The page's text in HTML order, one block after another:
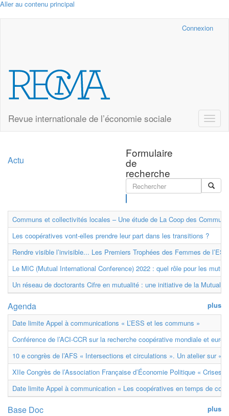
Aller au contenu principal
Connexion
Revue internationale de l’économie sociale
Toggle
Formulaire
de
recherche
Actu
Communs et collectivités locales – Une étude de La Coop des
Les coopératives vont-elles prendre leur part dans les transitions ?
Rendre visible l’invisible... Les Premiers Trophées des Femmes de
Le MIC (Mutual International Conference) 2022 : quel rôle pour les
Un réseau de doctorants Cifre en mutualité : une initiative de la
plus
Agenda
Date limite Appel à communications « L’ESS et les communs »
Conférence de l’ACI-CCR sur la recherche coopérative mondiale et
10 e congrès de l’AFS « Intersections et circulations ». Un atelier sur «
XIIe Congrès de l’Association Française d’Économie Politique « Crises
Date limite Appel à communication « Les coopératives en temps de
plus
Base Doc